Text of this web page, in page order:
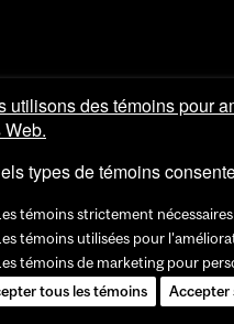
utilisons des témoins pour
types de témoins
témoins strictement nécessaires
témoins utilisées pour
témoins de marketing pour
tous les témoins
Accepter